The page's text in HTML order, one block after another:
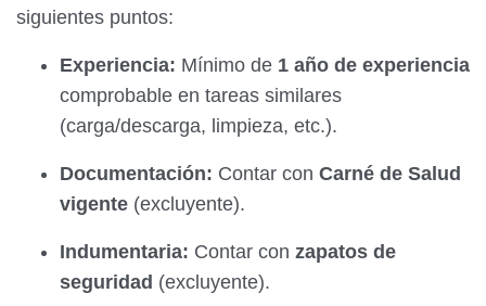
siguientes puntos:
Experiencia: Mínimo de 1 año de experiencia
comprobable en tareas similares
(carga/descarga, limpieza, etc.).
Documentación: Contar con Carné de Salud
vigente (excluyente).
Indumentaria: Contar con zapatos de
seguridad (excluyente).